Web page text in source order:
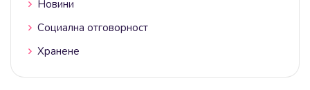
Новини
Социална отговорност
Хранене